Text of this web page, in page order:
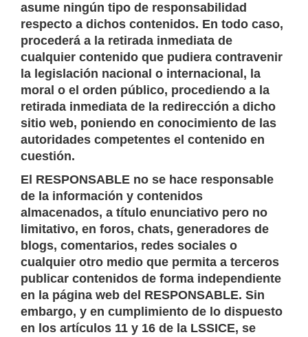
asume ningún tipo de responsabilidad
respecto a dichos contenidos. En todo caso,
procederá a la retirada inmediata de
cualquier contenido que pudiera contravenir
la legislación nacional o internacional, la
moral o el orden público, procediendo a la
retirada inmediata de la redirección a dicho
sitio web, poniendo en conocimiento de las
autoridades competentes el contenido en
cuestión.
El RESPONSABLE no se hace responsable
de la información y contenidos
almacenados, a título enunciativo pero no
limitativo, en foros, chats, generadores de
blogs, comentarios, redes sociales o
cualquier otro medio que permita a terceros
publicar contenidos de forma independiente
en la página web del RESPONSABLE. Sin
embargo, y en cumplimiento de lo dispuesto
en los artículos 11 y 16 de la LSSICE, se